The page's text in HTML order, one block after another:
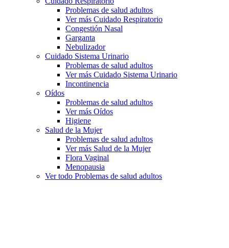
Problemas de salud adultos
Ver más Cuidado Respiratorio
Congestión Nasal
Garganta
Nebulizador
Cuidado Sistema Urinario
Problemas de salud adultos
Ver más Cuidado Sistema Urinario
Incontinencia
Oídos
Problemas de salud adultos
Ver más Oídos
Higiene
Salud de la Mujer
Problemas de salud adultos
Ver más Salud de la Mujer
Flora Vaginal
Menopausia
Ver todo Problemas de salud adultos